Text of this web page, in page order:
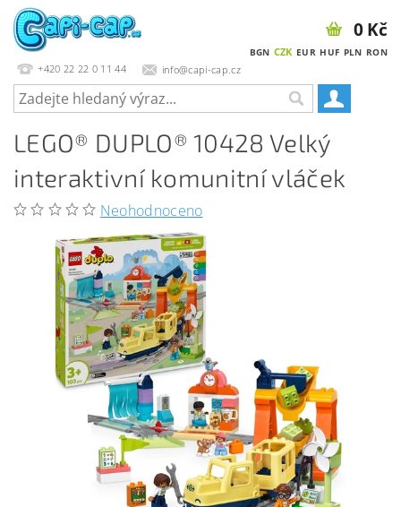
+420 22 22 0 11 44 info@capi-cap.cz
BGN CZK EUR HUF PLN RON
0 Kč
LEGO® DUPLO® 10428 Velký
interaktivní komunitní vláček
Neohodnoceno